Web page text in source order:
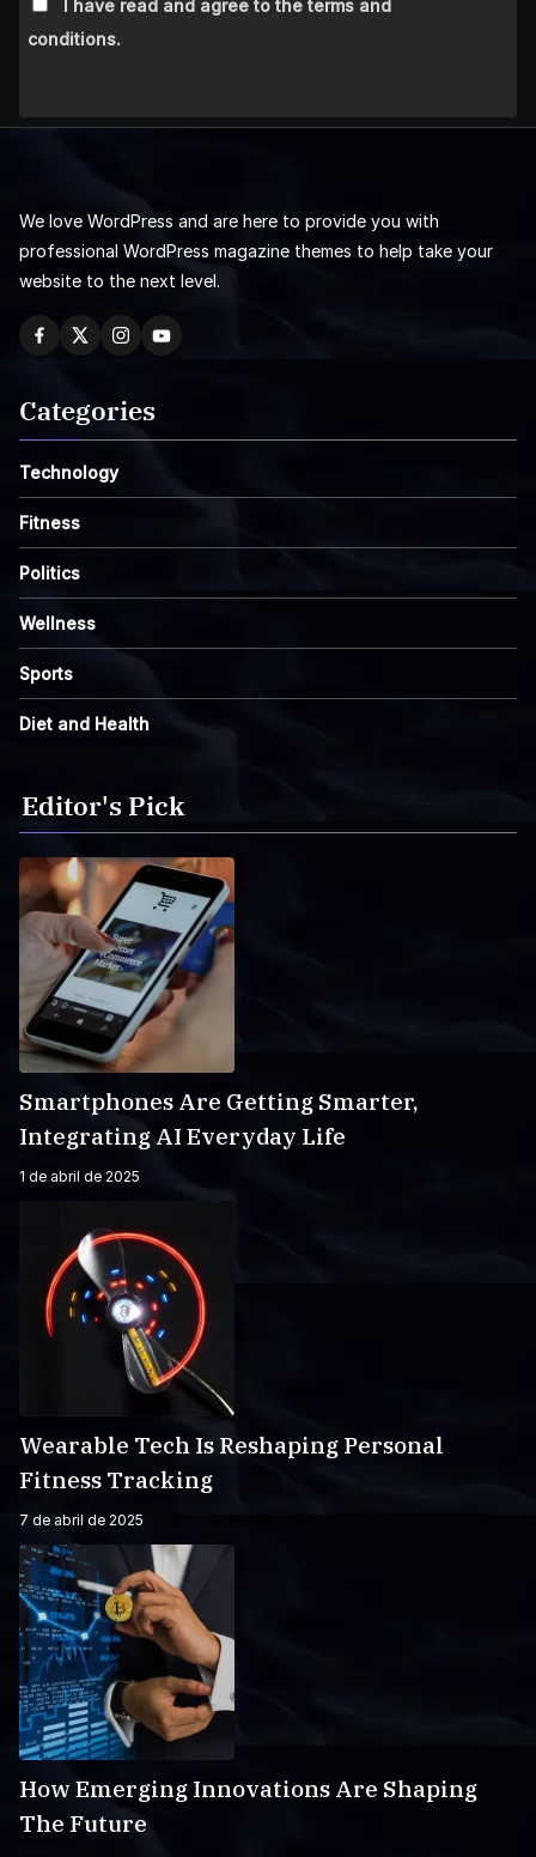
I have read and agree to the terms and
conditions.
We love WordPress and are here to provide you with
professional WordPress magazine themes to help take your
website to the next level.
Categories
Technology
Fitness
Politics
Wellness
Sports
Diet and Health
Editor's Pick
Smartphones Are Getting Smarter,
Integrating AI Everyday Life
1 de abril de 2025
Wearable Tech Is Reshaping Personal
Fitness Tracking
7 de abril de 2025
How Emerging Innovations Are Shaping
The Future